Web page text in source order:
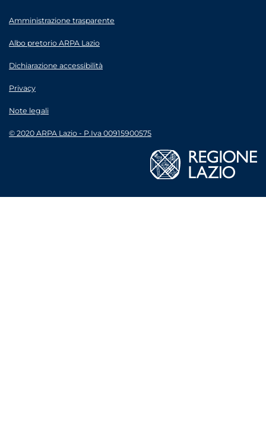
Amministrazione trasparente
Albo pretorio ARPA Lazio
Dichiarazione accessibilità
Privacy
Note legali
© 2020 ARPA Lazio - P.Iva 00915900575